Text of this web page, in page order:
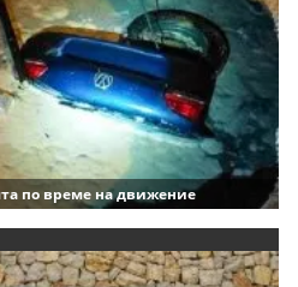
по време на движение